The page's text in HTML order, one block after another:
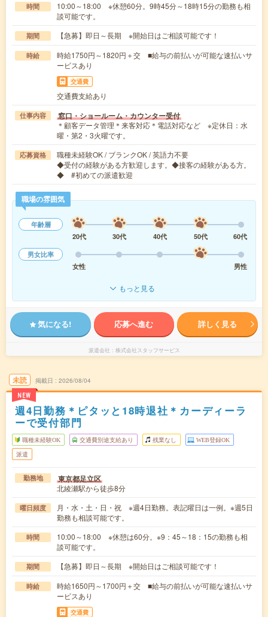
時間
10:00～18:00 ※休憩60分。9時45分～18時15分の勤務も相
談可能です。
期間 【急募】即日～長期 ※開始日はご相談可能です！
時給
時給1750円～1820円＋交 ■給与の前払いが可能な速払いサ
ービスあり
交通費
交通費支給あり
仕事内容 窓口・ショールーム・カウンター受付
＊顧客データ管理＊来客対応＊電話対応など ※定休日：水
曜・第2・3火曜です。
応募資格
職種未経験OK / ブランクOK / 英語力不要
◆受付の経験がある方歓迎します。◆接客の経験がある方。
◆ #初めての派遣歓迎
職場の雰囲気
年齢層
20代
30代 40代 50代
60代
男女比率
女性
男性
もっと見る
気になる! 応募へ進む 詳しく見る
派遣会社 株式会社スタッフサービス
未読
NEW
掲載日 2026/08/04
週4日勤務＊ピタッと18時退社＊カーディーラ
ーで受付部門
職種未経験OK 交通費別途支給あり 残業なし WEB登録OK
派遣
勤務地 東京都足立区
北綾瀬駅から徒歩8分
曜日頻度
月・水・土・日・祝 ※週4日勤務。表記曜日は一例。※週5日
勤務も相談可能です。
時間
10:00～18:00 ※休憩は60分。※9：45～18：15の勤務も相
談可能です。
期間 【急募】即日～長期 ※開始日はご相談可能です！
時給
時給1650円～1700円＋交 ■給与の前払いが可能な速払いサ
ービスあり
交通費